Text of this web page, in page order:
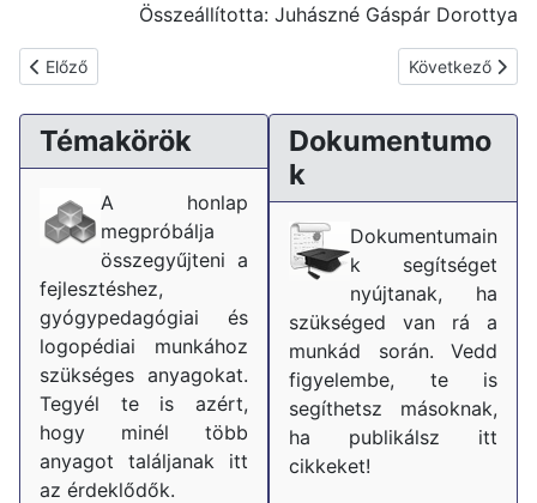
Összeállította: Juhászné Gáspár Dorottya
Előző cikk: Az SNI sajátos helyzete Magyarországon
Előző Következő
Következő
Témakörök
A honlap
megpróbálja
összegyűjteni a
fejlesztéshez,
gyógypedagógiai és
logopédiai munkához
szükséges anyagokat.
Tegyél te is azért,
hogy minél több
anyagot találjanak itt
az érdeklődők.
Dokumentumo
k
Dokumentumain
k segítséget
nyújtanak, ha
szükséged van rá a
munkád során. Vedd
figyelembe, te is
segíthetsz másoknak,
ha publikálsz itt
cikkeket!